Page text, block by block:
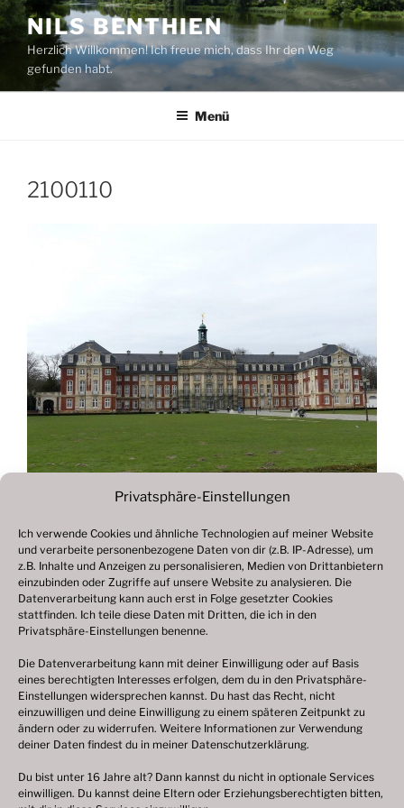
Privatsphäre-Einstellungen
Ich verwende Cookies und ähnliche Technologien auf meiner Website
und verarbeite personenbezogene Daten von dir (z.B. IP-Adresse), um
z.B. Inhalte und Anzeigen zu personalisieren, Medien von Drittanbietern
einzubinden oder Zugriffe auf unsere Website zu analysieren. Die
Datenverarbeitung kann auch erst in Folge gesetzter Cookies
stattfinden. Ich teile diese Daten mit Dritten, die ich in den
Privatsphäre-Einstellungen benenne.
Die Datenverarbeitung kann mit deiner Einwilligung oder auf Basis
eines berechtigten Interesses erfolgen, dem du in den Privatsphäre-
Einstellungen widersprechen kannst. Du hast das Recht, nicht
einzuwilligen und deine Einwilligung zu einem späteren Zeitpunkt zu
ändern oder zu widerrufen. Weitere Informationen zur Verwendung
deiner Daten findest du in meiner Datenschutzerklärung.
Du bist unter 16 Jahre alt? Dann kannst du nicht in optionale Services
einwilligen. Du kannst deine Eltern oder Erziehungsberechtigten bitten,
Zum
Inhalt
springen
NILS BENTHIEN
Herzlich Willkommen! Ich freue mich, dass Ihr den Weg
gefunden habt.
Menü
2100110
Beitragsnavigation
Vorheriger
Beitrag
Fotogalerie 2021
© 2003 – 2025 nilsbenthien.de,Datenschutzerklärung
|Cookie-Richtlinie EU|Impressum